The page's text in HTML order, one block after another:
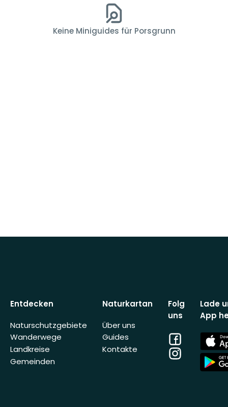
Keine Miniguides für Porsgrunn
Entdecken
Naturschutzgebiete
Wanderwege
Landkreise
Gemeinden
Naturkartan
Über uns
Guides
Kontakte
Folg
uns
Facebook
Instagram
Lade
App
App
Store
App
Store